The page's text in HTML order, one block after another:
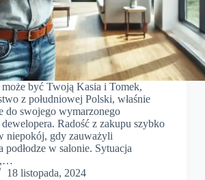
być Twoją Kasia i Tomek,
z południowej Polski, właśnie
do swojego wymarzonego
Radość z zakupu szybko
niepokój, gdy zauważyli
podłodze w salonie. Sytuacja
18 listopada, 2024